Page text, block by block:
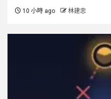
10 小時 ago 林建忠